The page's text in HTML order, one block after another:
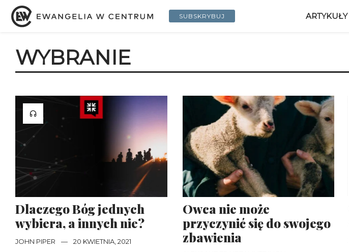
SUBSKRYBUJ ARTYKUŁY
WYBRANIE
Dlaczego Bóg jednych
wybiera, a innych nie?
JOHN PIPER — 20 KWIETNIA, 2021
Owca nie może
przyczynić się do swojego
zbawienia